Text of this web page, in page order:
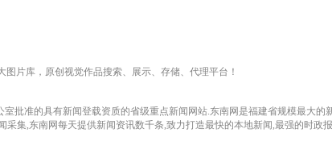
片库，原创视觉作品搜索、展示、存储、代理平台！
批准的具有新闻登载资质的省级重点新闻网站.东南网是福建省规模最大的
集,东南网每天提供新闻资讯数千条,致力打造最快的本地新闻,最强的时政